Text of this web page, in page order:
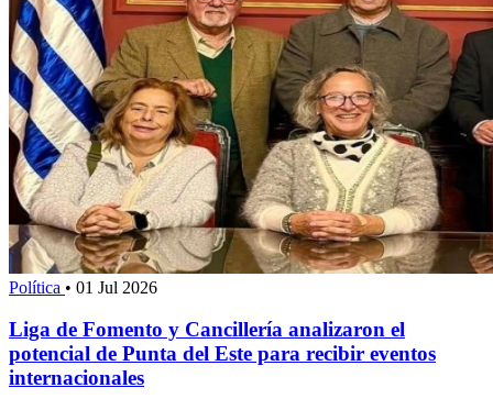
Política • 01 Jul 2026
Liga de Fomento y Cancillería analizaron el
potencial de Punta del Este para recibir eventos
internacionales